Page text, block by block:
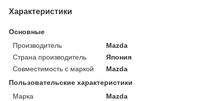
Характеристики
Основные
Производитель
Mazda
Страна производитель
Япония
Совместимость с маркой
Mazda
Пользовательские характеристики
Марка
Mazda